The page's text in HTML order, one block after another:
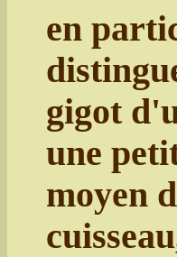
en
gigot
une
moyen